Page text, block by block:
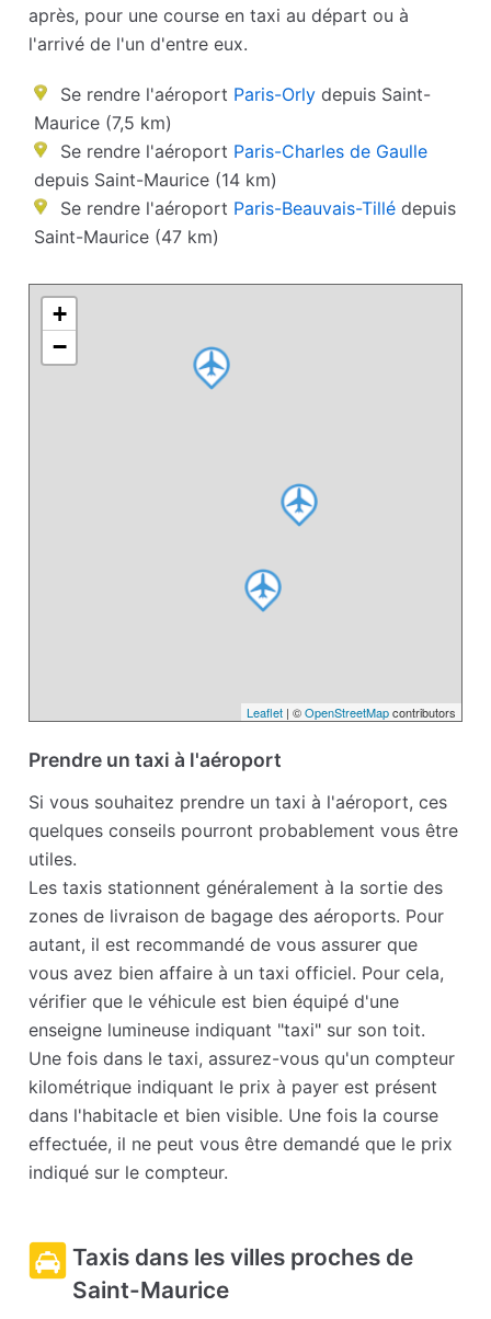
après, pour une course en taxi au départ ou à
l'arrivé de l'un d'entre eux.
Se rendre l'aéroport Paris-Orly depuis Saint-
Maurice (7,5 km)
Se rendre l'aéroport Paris-Charles de Gaulle
depuis Saint-Maurice (14 km)
Se rendre l'aéroport Paris-Beauvais-Tillé depuis
Saint-Maurice (47 km)
+
−
Leaflet| ©OpenStreetMapcontributors
Prendre un taxi à l'aéroport
Si vous souhaitez prendre un taxi à l'aéroport, ces
quelques conseils pourront probablement vous être
utiles.
Les taxis stationnent généralement à la sortie des
zones de livraison de bagage des aéroports. Pour
autant, il est recommandé de vous assurer que
vous avez bien affaire à un taxi officiel. Pour cela,
vérifier que le véhicule est bien équipé d'une
enseigne lumineuse indiquant "taxi" sur son toit.
Une fois dans le taxi, assurez-vous qu'un compteur
kilométrique indiquant le prix à payer est présent
dans l'habitacle et bien visible. Une fois la course
effectuée, il ne peut vous être demandé que le prix
indiqué sur le compteur.
Taxis dans les villes proches de
Saint-Maurice